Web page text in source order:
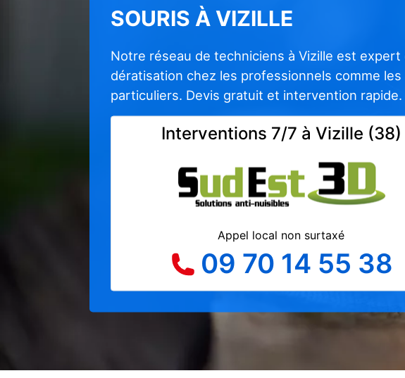
SOURIS À VIZILLE
Notre réseau de techniciens à Vizille est expert
dératisation chez les professionnels comme les
particuliers. Devis gratuit et intervention rapide.
Interventions 7/7 à Vizille (38)
Appel local non surtaxé
09 70 14 55 38